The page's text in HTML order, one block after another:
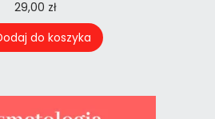
29,00 zł
do koszyka